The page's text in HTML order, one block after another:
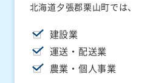
北海道夕張郡栗山町では、
建設業
運送・配送業
農業・個人事業